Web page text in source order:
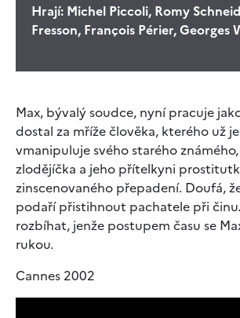
Hrají: Michel Piccoli, Romy
Fresson, François Périer, Georges
Max, bývalý soudce, nyní pracuje
dostal za mříže člověka, kterého už
vmanipuluje svého starého
zlodějíčka a jeho přítelkyni
zinscenovaného přepadení. Doufá,
podaří přistihnout pachatele při činu.
rozbíhat, jenže postupem času se
rukou.
Cannes 2002